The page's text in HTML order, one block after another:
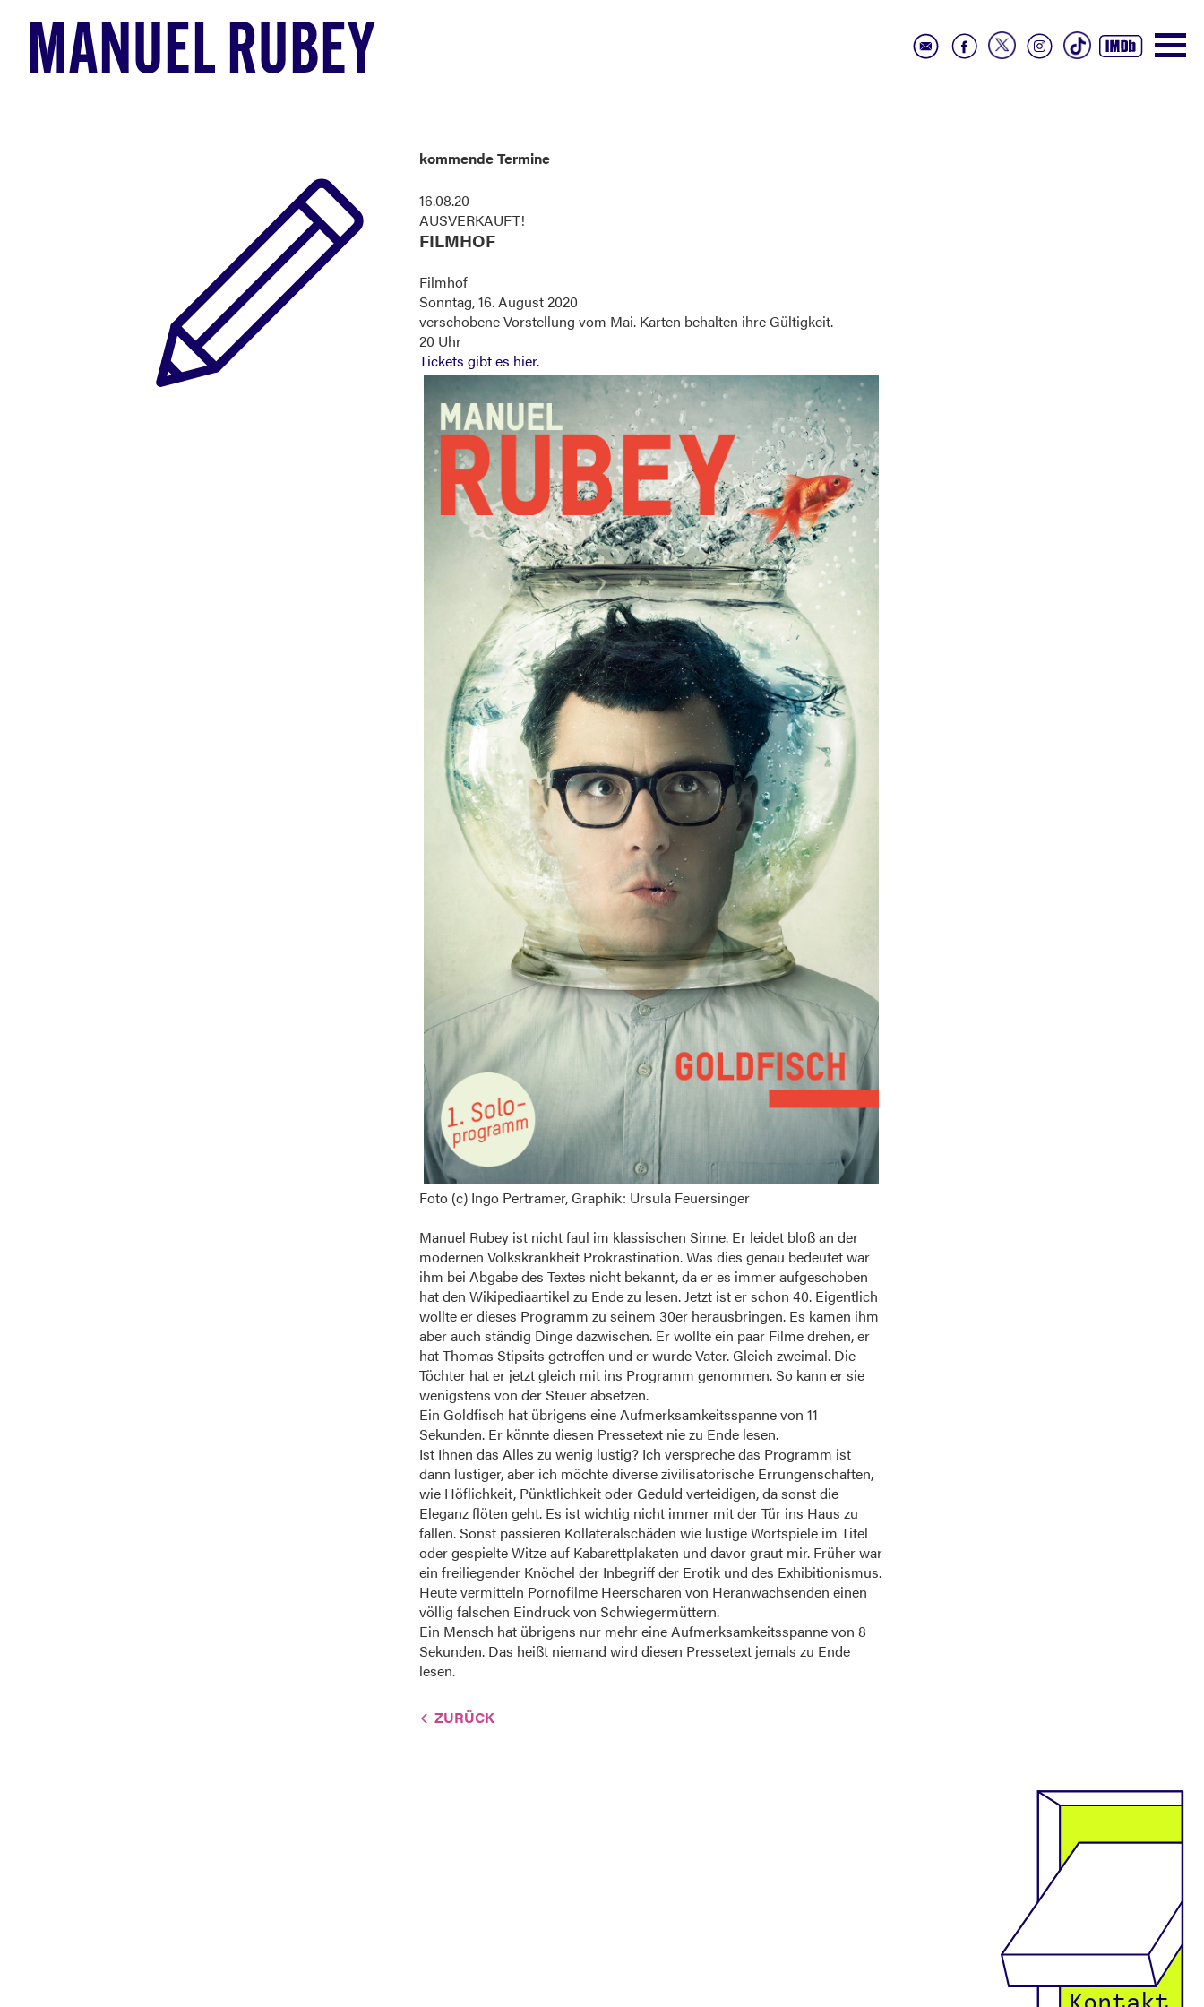
MANUEL RUBEY
kommende Termine
16.08.20
AUSVERKAUFT!
FILMHOF
Filmhof
Sonntag, 16. August 2020
verschobene Vorstellung vom Mai. Karten behalten ihre Gültigkeit.
20 Uhr
Tickets gibt es hier.
Foto (c) Ingo Pertramer, Graphik: Ursula Feuersinger
Manuel Rubey ist nicht faul im klassischen Sinne. Er leidet bloß an der
modernen Volkskrankheit Prokrastination. Was dies genau bedeutet war
ihm bei Abgabe des Textes nicht bekannt, da er es immer aufgeschoben
hat den Wikipediaartikel zu Ende zu lesen. Jetzt ist er schon 40. Eigentlich
wollte er dieses Programm zu seinem 30er herausbringen. Es kamen ihm
aber auch ständig Dinge dazwischen. Er wollte ein paar Filme drehen, er
hat Thomas Stipsits getroffen und er wurde Vater. Gleich zweimal. Die
Töchter hat er jetzt gleich mit ins Programm genommen. So kann er sie
wenigstens von der Steuer absetzen.
Ein Goldfisch hat übrigens eine Aufmerksamkeitsspanne von 11
Sekunden. Er könnte diesen Pressetext nie zu Ende lesen.
Ist Ihnen das Alles zu wenig lustig? Ich verspreche das Programm ist
dann lustiger, aber ich möchte diverse zivilisatorische Errungenschaften,
wie Höflichkeit, Pünktlichkeit oder Geduld verteidigen, da sonst die
Eleganz flöten geht. Es ist wichtig nicht immer mit der Tür ins Haus zu
fallen. Sonst passieren Kollateralschäden wie lustige Wortspiele im Titel
oder gespielte Witze auf Kabarettplakaten und davor graut mir. Früher war
ein freiliegender Knöchel der Inbegriff der Erotik und des Exhibitionismus.
Heute vermitteln Pornofilme Heerscharen von Heranwachsenden einen
völlig falschen Eindruck von Schwiegermüttern.
Ein Mensch hat übrigens nur mehr eine Aufmerksamkeitsspanne von 8
Sekunden. Das heißt niemand wird diesen Pressetext jemals zu Ende
lesen.
ZURÜCK